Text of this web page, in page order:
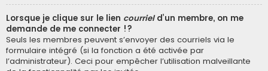
Lorsque je clique sur le lien courrield’un membre, on me
demande de me connecter !?
Seuls les membres peuvent s’envoyer des courriels via le
formulaire intégré (si la fonction a été activée par
l’administrateur). Ceci pour empêcher l’utilisation malveillante